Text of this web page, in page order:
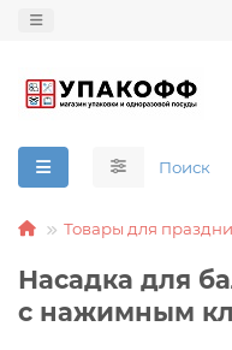
Товары для
Насадка для
с нажимным